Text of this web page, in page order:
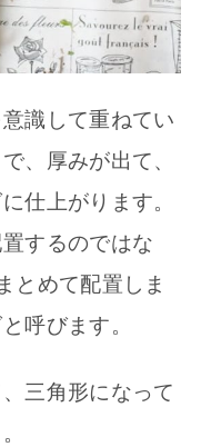
識して重ねてい
、厚みが出て、
仕上がります。
するのではな
とめて配置しま
呼びます。
三角形になって